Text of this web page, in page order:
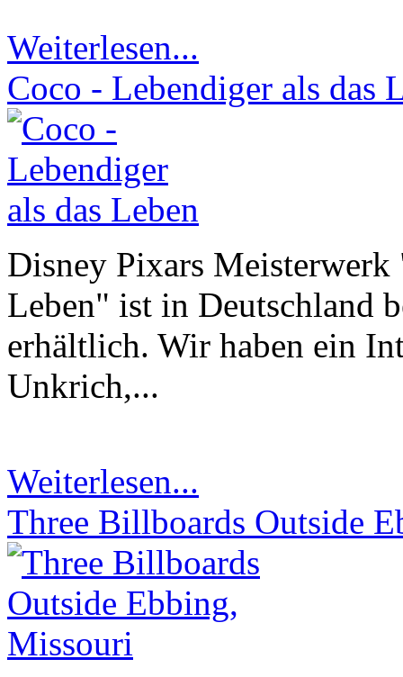
Weiterlesen...
Coco - Lebendiger als das
Disney Pixars
Leben" ist in Deutschland
erhältlich. Wir haben ein
Unkrich,...
Weiterlesen...
Three Billboards Outside